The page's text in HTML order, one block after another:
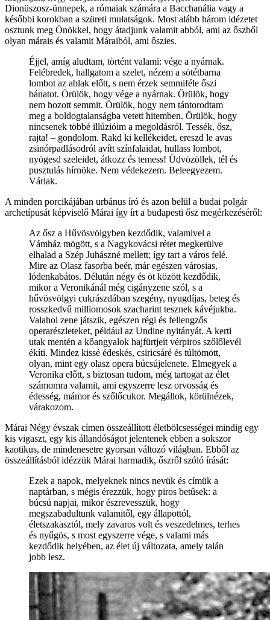
Dionüszosz-ünnepek, a rómaiak számára a Bacchanália vagy a
későbbi korokban a szüreti mulatságok. Most alább három idézetet
osztunk meg Önökkel, hogy átadjunk valamit abból, ami az őszből
olyan márais és valamit Máraiból, ami őszies.
Éjjel, amíg aludtam, történt valami: vége a nyárnak.
Felébredek, hallgatom a szelet, nézem a sötétbarna
lombot az ablak előtt, s nem érzek semmiféle őszi
bánatot. Örülök, hogy vége a nyárnak. Örülök, hogy
nem hozott semmit. Örülök, hogy nem tántorodtam
meg a boldogtalanságba vetett hitemben. Örülök, hogy
nincsenek többé illúzióim a megoldásról. Tessék, ősz,
rajta! – gondolom. Rakd ki kellékeidet, ereszd le avas
zsinórpadlásodról avítt színfalaidat, hullass lombot,
nyögesd szeleidet, átkozz és temess! Üdvözöllek, tél és
pusztulás hírnöke. Nem védekezem. Beleegyezem.
Várlak.
A minden porcikájában urbánus író és azon belül a budai polgár
archetípusát képviselő Márai így írt a budapesti ősz megérkezéséről:
Az ősz a Hűvösvölgyben kezdődik, valamivel a
Vámház mögött, s a Nagykovácsi rétet megkerülve
elhalad a Szép Juhászné mellett; így tart a város felé.
Mire az Olasz fasorba beér, már egészen városias,
lódenkabátos. Délután négy és öt között kezdődik,
mikor a Veronikánál még cigányzene szól, s a
hűvösvölgyi cukrászdában szegény, nyugdíjas, beteg és
rosszkedvű milliomosok szacharint tesznek kávéjukba.
Valahol zene játszik, egészen régi és fellengzős
operarészleteket, például az Undine nyitányát. A kerti
utak mentén a kőangyalok hajfürtjeit vérpiros szőlőlevél
ékíti. Mindez kissé édeskés, csiricsáré és túltömött,
olyan, mint egy olasz opera búcsújelenete. Elmegyek a
Veronika előtt, s biztosan tudom, még tartogat az élet
számomra valamit, ami egyszerre lesz orvosság és
édesség, mámor és szőlőcukor. Megállok, körülnézek,
várakozom.
Márai Négy évszak címen összeállított életbölcsességei mindig egy
kis vigaszt, egy kis állandóságot jelentenek ebben a sokszor
kaotikus, de mindenesetre gyorsan változó világban. Ebből az
összeállításból idézzük Márai harmadik, őszről szóló írását:
Ezek a napok, melyeknek nincs nevük és címük a
naptárban, s mégis érezzük, hogy piros betűsek: a
búcsú napjai, mikor észrevesszük, hogy
megszabadultunk valamitől, egy állapottól,
életszakasztól, mely zavaros volt és veszedelmes, terhes
és nyűgös, s most egyszerre vége, s valami más
kezdődik helyében, az élet új változata, amely talán
jobb lesz.